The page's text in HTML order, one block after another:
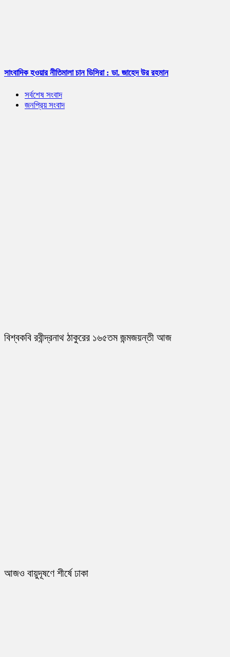
সাংবাদিক হওয়ার নীতিমালা চান ডিসিরা : ডা. জাহেদ উর রহমান
সর্বশেষ সংবাদ
জনপ্রিয় সংবাদ
বিশ্বকবি রবীন্দ্রনাথ ঠাকুরের ১৬৫তম জন্মজয়ন্তী আজ
আজও বায়ুদূষণে শীর্ষে ঢাকা